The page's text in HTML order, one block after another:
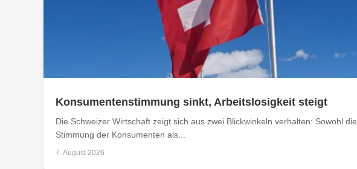
Konsumentenstimmung sinkt, Arbeitslosigkeit steigt
Die Schweizer Wirtschaft zeigt sich aus zwei Blickwinkeln verhalten: Sowohl die
Stimmung der Konsumenten als...
7. August 2026